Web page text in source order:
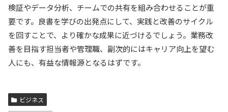
検証やデータ分析、チームでの共有を組み合わせることが重
要です。良書を学びの出発点にして、実践と改善のサイクル
を回すことで、より確かな成果に近づけるでしょう。業務改
善を目指す担当者や管理職、副次的にはキャリア向上を望む
人にも、有益な情報源となるはずです。
ビジネス